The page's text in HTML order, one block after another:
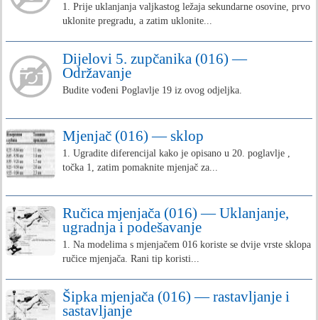
1. Prije uklanjanja valjkastog ležaja sekundarne osovine, prvo
uklonite pregradu, a zatim uklonite...
Dijelovi 5. zupčanika (016) —
Održavanje
Budite vođeni Poglavlje 19 iz ovog odjeljka.
Mjenjač (016) — sklop
1. Ugradite diferencijal kako je opisano u 20. poglavlje ,
točka 1, zatim pomaknite mjenjač za...
Ručica mjenjača (016) — Uklanjanje,
ugradnja i podešavanje
1. Na modelima s mjenjačem 016 koriste se dvije vrste sklopa
ručice mjenjača. Rani tip koristi...
Šipka mjenjača (016) — rastavljanje i
sastavljanje